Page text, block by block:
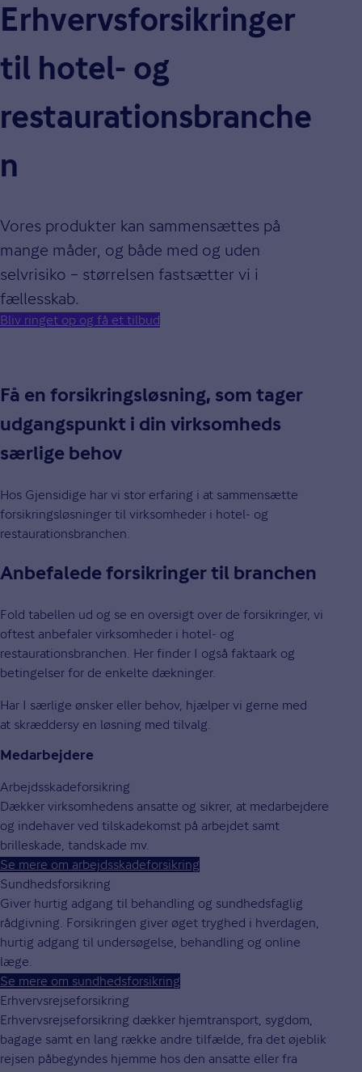
Erhvervsforsikringer
til hotel- og
restaurationsbranche
n
Vores produkter kan sammensættes på
mange måder, og både med og uden
selvrisiko – størrelsen fastsætter vi i
fællesskab.
Bliv ringet op og få et tilbud
Få en forsikringsløsning, som tager
udgangspunkt i din virksomheds
særlige behov
Hos Gjensidige har vi stor erfaring i at sammensætte
forsikringsløsninger til virksomheder i hotel- og
restaurationsbranchen.
Anbefalede forsikringer til branchen
Fold tabellen ud og se en oversigt over de forsikringer, vi
oftest anbefaler virksomheder i hotel- og
restaurationsbranchen. Her finder I også faktaark og
betingelser for de enkelte dækninger.
Har I særlige ønsker eller behov, hjælper vi gerne med
at skræddersy en løsning med tilvalg.
Medarbejdere
Arbejdsskadeforsikring
Dækker virksomhedens ansatte og sikrer, at medarbejdere
og indehaver ved tilskadekomst på arbejdet samt
brilleskade, tandskade mv.
Se mere om arbejdsskadeforsikring
Sundhedsforsikring
Giver hurtig adgang til behandling og sundhedsfaglig
rådgivning. Forsikringen giver øget tryghed i hverdagen,
hurtig adgang til undersøgelse, behandling og online
læge.
Se mere om sundhedsforsikring
Erhvervsrejseforsikring
Erhvervsrejseforsikring dækker hjemtransport, sygdom,
bagage samt en lang række andre tilfælde, fra det øjeblik
rejsen påbegyndes hjemme hos den ansatte eller fra